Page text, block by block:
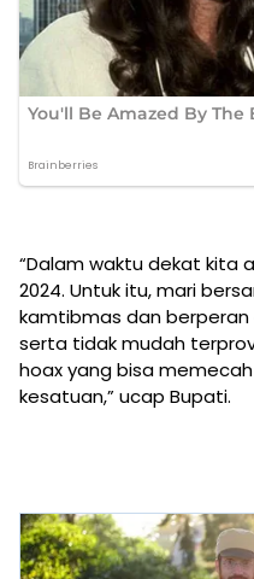
“Dalam waktu dekat kita
2024. Untuk itu, mari
kamtibmas dan
serta tidak mudah
hoax yang bisa
kesatuan,” ucap Bupati.